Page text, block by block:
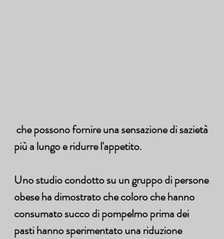
più a lungo e ridurre l'appetito.
Uno studio condotto su un gruppo di persone
obese ha dimostrato che coloro che hanno
consumato succo di pompelmo prima dei
pasti hanno sperimentato una riduzione